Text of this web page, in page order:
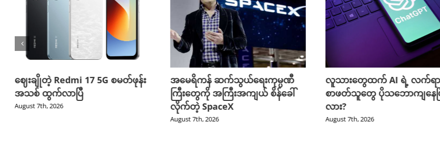
ဈေးချိုတဲ့ Redmi 17 5G စမတ်ဖုန်း
အသစ် ထွက်လာပြီ
August 7th, 2026
အမေရိကန် ဆက်သွယ်ရေးကုမ္ပဏီ
ကြီးတွေကို အကြီးအကျယ် စိန်ခေါ်
လိုက်တဲ့ SpaceX
August 7th, 2026
လူသားတွေထက် AI ရဲ့ လက်ရ
စာဖတ်သူတွေ ပိုသဘောကျနေပ
လား?
August 7th, 2026